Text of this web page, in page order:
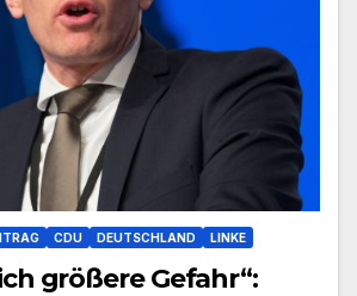
CDU DEUTSCHLAND LINKE
größere Gefahr“: